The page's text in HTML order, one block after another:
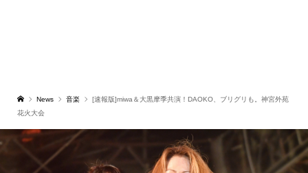
News 音楽
[速報版]miwa＆大黒摩季共演！DAOKO、ブリグリも。神宮外苑
花火大会